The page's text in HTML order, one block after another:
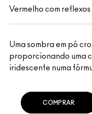
Uma sombra em pó
proporcionando uma
iridescente numa
Vermelho com
COMPRAR